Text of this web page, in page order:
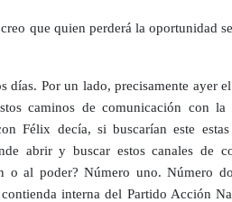
que quien perderá la oportunidad
días. Por un lado, precisamente ayer
caminos de comunicación con
Félix decía, si buscarían este
abrir y buscar estos canales de
o al poder? Número uno. Número
interna del Partido Acción